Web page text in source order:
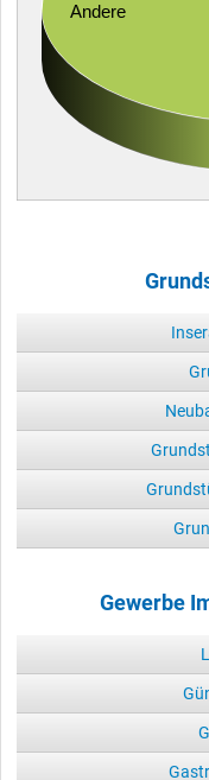
Andere
Gewerbe